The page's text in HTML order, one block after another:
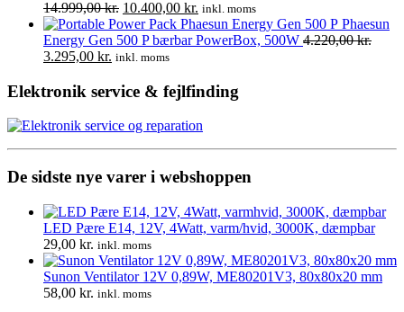
var:
1.680,00 kr..
er:
1.200,00 kr..
14.999,00kr. Den
oprindelige
pris
var:
10.400,00 kr. Den
aktuelle
pris
inkl. moms
Phaesun
Energy Gen 500 P bærbar PowerBox, 500W 4.220,00kr.
Den
pris
4.220,00 kr..
3.295,00 kr. Den
pris
3.295,00 kr..
inkl. moms
Elektronik service & fejlfinding
De sidste nye varer i webshoppen
LED Pære E14, 12V, 4Watt, varm/hvid, 3000K, dæmpbar
29,00 kr. inkl. moms
Sunon Ventilator 12V 0,89W, ME80201V3, 80x80x20 mm
58,00 kr. inkl. moms